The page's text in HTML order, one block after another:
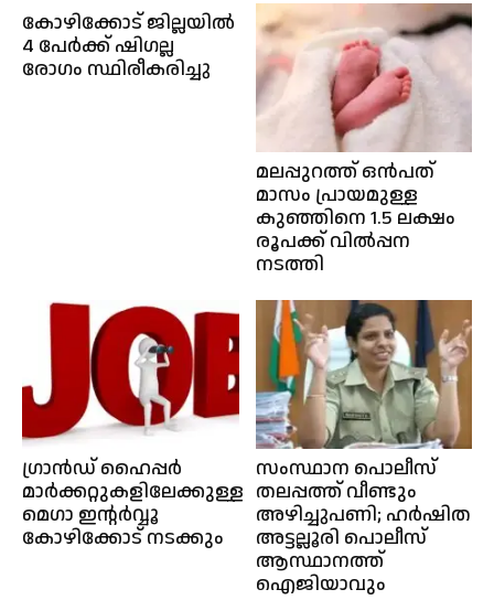
കോഴിക്കോട് ജില്ലയിൽ
4 പേർക്ക് ഷിഗല്ല
രോഗം സ്ഥിരീകരിച്ചു
മലപ്പുറത്ത് ഒന്‍പത്
മാസം പ്രായമുള്ള
കുഞ്ഞിനെ 1.5 ലക്ഷം
രൂപക്ക് വിൽപ്പന
നടത്തി
ഗ്രാൻഡ് ഹൈപ്പർ
മാർക്കറ്റുകളിലേക്കുള്ള
മെഗാ ഇൻ്റർവ്വൂ
കോഴിക്കോട് നടക്കും
സംസ്ഥാന പൊലീസ്
തലപ്പത്ത് വീണ്ടും
അഴിച്ചുപണി; ഹർഷിത
അട്ടല്ലൂരി പൊലീസ്
ആസ്ഥാനത്ത്
ഐജിയാവും